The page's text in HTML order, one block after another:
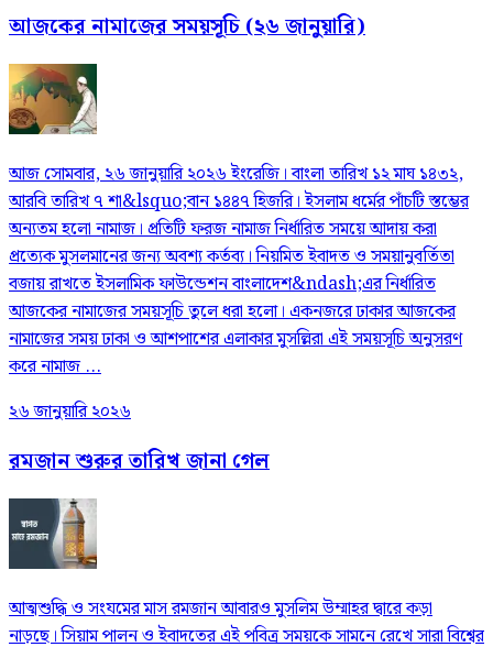
আজকের নামাজের সময়সূচি (২৬ জানুয়ারি)
আজ সোমবার, ২৬ জানুয়ারি ২০২৬ ইংরেজি। বাংলা তারিখ ১২ মাঘ ১৪৩২,
আরবি তারিখ ৭ শা&lsquo;বান ১৪৪৭ হিজরি। ইসলাম ধর্মের পাঁচটি স্তম্ভের
অন্যতম হলো নামাজ। প্রতিটি ফরজ নামাজ নির্ধারিত সময়ে আদায় করা
প্রত্যেক মুসলমানের জন্য অবশ্য কর্তব্য। নিয়মিত ইবাদত ও সময়ানুবর্তিতা
বজায় রাখতে ইসলামিক ফাউন্ডেশন বাংলাদেশ&ndash;এর নির্ধারিত
আজকের নামাজের সময়সূচি তুলে ধরা হলো। একনজরে ঢাকার আজকের
নামাজের সময় ঢাকা ও আশপাশের এলাকার মুসল্লিরা এই সময়সূচি অনুসরণ
করে নামাজ ...
২৬ জানুয়ারি ২০২৬
রমজান শুরুর তারিখ জানা গেল
আত্মশুদ্ধি ও সংযমের মাস রমজান আবারও মুসলিম উম্মাহর দ্বারে কড়া
নাড়ছে। সিয়াম পালন ও ইবাদতের এই পবিত্র সময়কে সামনে রেখে সারা বিশ্বের